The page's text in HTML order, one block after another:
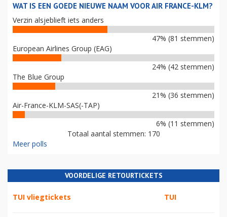
WAT IS EEN GOEDE NIEUWE NAAM VOOR AIR FRANCE-KLM?
Verzin alsjeblieft iets anders
47% (81 stemmen)
European Airlines Group (EAG)
24% (42 stemmen)
The Blue Group
21% (36 stemmen)
Air-France-KLM-SAS(-TAP)
6% (11 stemmen)
Totaal aantal stemmen: 170
Meer polls
VOORDELIGE RETOURTICKETS
TUI vliegtickets TUI